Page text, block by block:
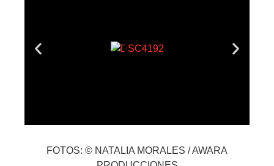
FOTOS: © NATALIA MORALES / AWARA